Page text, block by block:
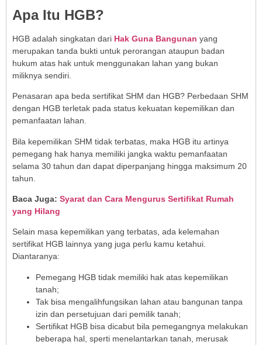
Apa Itu HGB?
HGB adalah singkatan dari Hak Guna Bangunan yang
merupakan tanda bukti untuk perorangan ataupun badan
hukum atas hak untuk menggunakan lahan yang bukan
miliknya sendiri.
Penasaran apa beda sertifikat SHM dan HGB? Perbedaan SHM
dengan HGB terletak pada status kekuatan kepemilikan dan
pemanfaatan lahan.
Bila kepemilikan SHM tidak terbatas, maka HGB itu artinya
pemegang hak hanya memiliki jangka waktu pemanfaatan
selama 30 tahun dan dapat diperpanjang hingga maksimum 20
tahun.
Baca Juga: Syarat dan Cara Mengurus Sertifikat Rumah
yang Hilang
Selain masa kepemilikan yang terbatas, ada kelemahan
sertifikat HGB lainnya yang juga perlu kamu ketahui.
Diantaranya:
Pemegang HGB tidak memiliki hak atas kepemilikan
tanah;
Tak bisa mengalihfungsikan lahan atau bangunan tanpa
izin dan persetujuan dari pemilik tanah;
Sertifikat HGB bisa dicabut bila pemegangnya melakukan
beberapa hal, sperti menelantarkan tanah, merusak